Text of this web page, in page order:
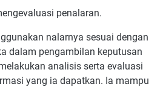
penalaran.
nalarnya sesuai dengan
dalam pengambilan keputusan
analisis serta evaluasi
yang ia dapatkan. Ia mampu